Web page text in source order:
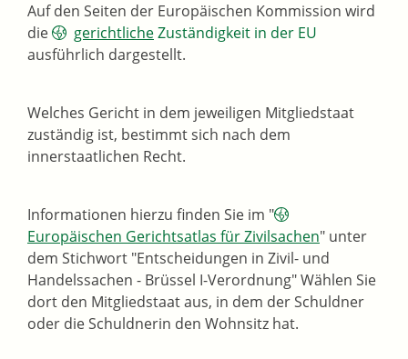
Auf den Seiten der Europäischen Kommission wird
die
gerichtlicheZuständigkeit in der EU
ausführlich dargestellt.
Welches Gericht in dem jeweiligen Mitgliedstaat
zuständig ist, bestimmt sich nach dem
innerstaatlichen Recht.
Informationen hierzu finden Sie im "
Europäischen Gerichtsatlas für Zivilsachen" unter
dem Stichwort "Entscheidungen in Zivil- und
Handelssachen - Brüssel I-Verordnung" Wählen Sie
dort den Mitgliedstaat aus, in dem der Schuldner
oder die Schuldnerin den Wohnsitz hat.